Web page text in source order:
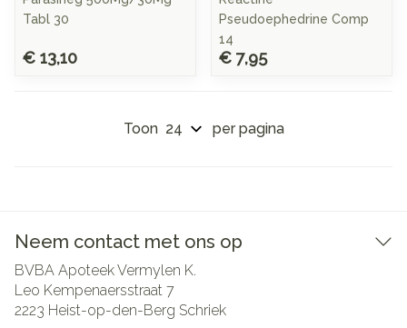
Tabl 30
€ 13,10
Pseudoephedrine Comp
14
€ 7,95
Toon per pagina
Neem contact met ons op
BVBA Apoteek Vermylen K.
Leo Kempenaersstraat 7
2223 Heist-op-den-Berg Schriek